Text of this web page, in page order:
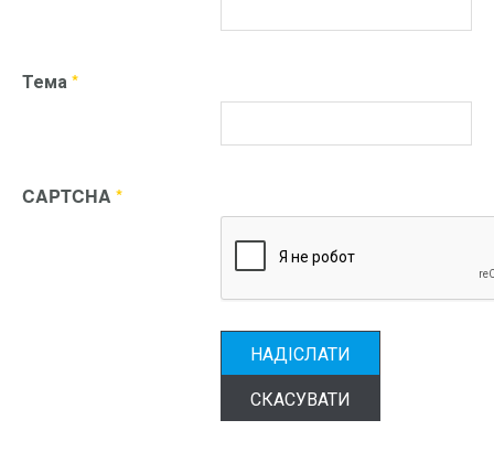
Тема*
CAPTCHA *
НАДІСЛАТИ
СКАСУВАТИ